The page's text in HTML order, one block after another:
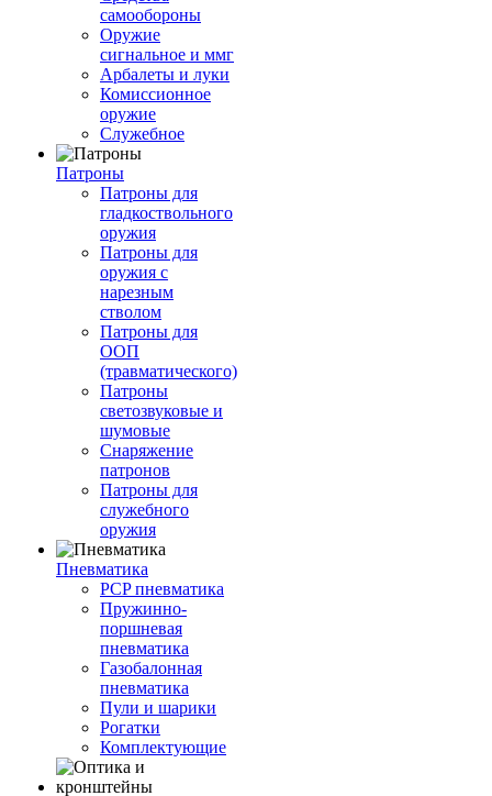
самообороны
Оружие
сигнальное и ммг
Арбалеты и луки
Комиссионное
оружие
Служебное
Патроны
Патроны для
гладкоствольного
оружия
Патроны для
оружия с
нарезным
стволом
Патроны для
ООП
(травматического)
Патроны
светозвуковые и
шумовые
Снаряжение
патронов
Патроны для
служебного
оружия
Пневматика
PCP пневматика
Пружинно-
поршневая
пневматика
Газобалонная
пневматика
Пули и шарики
Рогатки
Комплектующие